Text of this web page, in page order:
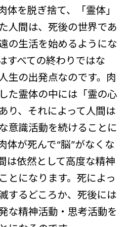
体を脱ぎ捨て、「霊体」
人間は、死後の世界であ
の生活を始めるようにな
すべての終わりではな
生の出発点なのです。肉
た霊体の中には「霊の心
り、それによって人間は
意識活動を続けることに
体が死んで“脳”がなくな
は依然として高度な精神
とになります。死によっ
するどころか、死後には
な精神活動・思考活動を